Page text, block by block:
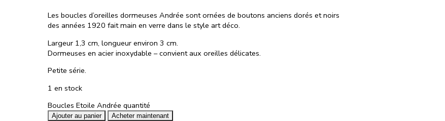
Les boucles d’oreilles dormeuses Andrée sont ornées de boutons anciens dorés et noirs
des années 1920 fait main en verre dans le style art déco.
Largeur 1,3 cm, longueur environ 3 cm.
Dormeuses en acier inoxydable – convient aux oreilles délicates.
Petite série.
1 en stock
Boucles Etoile Andrée quantité
Ajouter au panier Acheter maintenant